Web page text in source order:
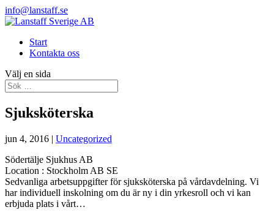
info@lanstaff.se
Start
Kontakta oss
Välj en sida
Sjuksköterska
jun 4, 2016 | Uncategorized
Södertälje Sjukhus AB
Location : Stockholm AB SE
Sedvanliga arbetsuppgifter för sjuksköterska på vårdavdelning. Vi
har individuell inskolning om du är ny i din yrkesroll och vi kan
erbjuda plats i vårt…